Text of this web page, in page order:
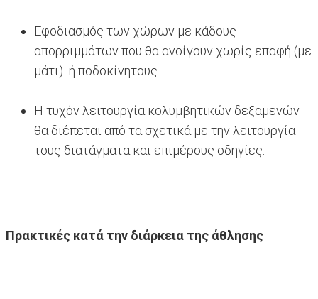
Εφοδιασμός των χώρων με κάδους
απορριμμάτων που θα ανοίγουν χωρίς επαφή (με
μάτι) ή ποδοκίνητους
Η τυχόν λειτουργία κολυμβητικών δεξαμενών
θα διέπεται από τα σχετικά με την λειτουργία
τους διατάγματα και επιμέρους οδηγίες.
Πρακτικές κατά την διάρκεια της άθλησης